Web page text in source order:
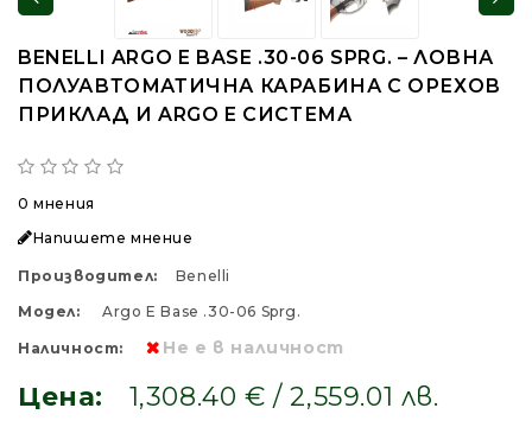
BENELLI ARGO E BASE .30-06 SPRG. – ЛОВНА
ПОЛУАВТОМАТИЧНА КАРАБИНА С ОРЕХОВ
ПРИКЛАД И ARGO E СИСТЕМА
0 мнения
Напишете мнение
Производител:
Benelli
Модел:
Argo E Base .30-06 Sprg.
Наличност: Не е в наличност
Цена: 1,308.40 € / 2,559.01 лв.